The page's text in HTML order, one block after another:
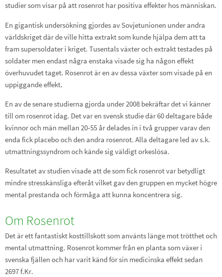
studier som visar på att rosenrot har positiva effekter hos människan.
En gigantisk undersökning gjordes av Sovjetunionen under andra
världskriget där de ville hitta extrakt som kunde hjälpa dem att ta
fram supersoldater i kriget. Tusentals växter och extrakt testades på
soldater men endast några enstaka visade sig ha någon effekt
överhuvudet taget. Rosenrot är en av dessa växter som visade på en
uppiggande effekt.
En av de senare studierna gjorda under 2008 bekräftar det vi känner
till om rosenrot idag. Det var en svensk studie där 60 deltagare både
kvinnor och män mellan 20-55 år delades in i två grupper varav den
enda fick placebo och den andra rosenrot. Alla deltagare led av s.k.
utmattningssyndrom och kände sig väldigt orkeslösa.
Resultatet av studien visade att de som fick rosenrot var betydligt
mindre stresskänsliga efteråt vilket gav den gruppen en mycket högre
mental prestanda och förmåga att kunna koncentrera sig.
Om Rosenrot
Det är ett fantastiskt kosttillskott som använts länge mot trötthet och
mental utmattning. Rosenrot kommer från en planta som växer i
svenska fjällen och har varit känd för sin medicinska effekt sedan
2697 f.Kr.